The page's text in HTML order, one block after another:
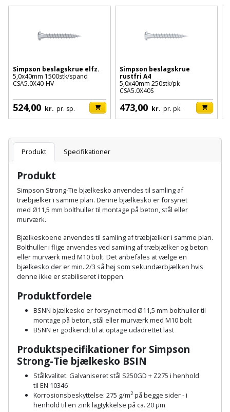
Garageport
Gelænder
Gips
Grundmursplader
Hardieplank
brædder
Hemsestige
Isolering
Komposit
terrassebrædder
Lecablokke
og
fundablokke
Lofter
Lofttrapper
Murbinder
Murpap
skumpistol
Gevindskærer
Glasløfter
Glasskærer
og
hammer
Hammer
Høvl
Kiler
Kniv
og
hobbykniv
Koben
Kridtsnor
Bits
Bor
Bordrundsav
Bore-
og
skruemaskine
Borehammer
Boremaskinetilbehør
Detektor
Diamantskæremaskine
Diamantslibertilbehør
Dykkerpistol
Dyksav
Excentersliber
Excenterslibertilbehør
Motorsav
kædesav
og
kædesav
tilbehør
Pælebor
Plæneklipper
tilbehør
Robotplæneklipper
Robotplæneklipper
Vandpumpe
Vertikalskærer
mosfjerner
Vinduesvasker
Brændeovn
Brandslukker
Brugskunst
Camping
Damprengøring
Dørmåtte
Drivhus
Drivhustilbehør
Elartikler
Flagstænger
Fuglefoderhus
Garderobe
opbevaring
og
Spartelmasse
væg
Rør
fittings
Ventilation
indeklima
Gaveideer
Aktiviteter
Simpson beslagskrue elfz.
5,0x40mm 1500stk/spand
CSA5.0X40-HV
524,00 kr. pr. sp.
Simpson beslagskrue
rustfri A4
5,0x40mm 250stk/pk
CSA5.0X40S
473,00 kr. pr. pk.
Produkt Specifikationer
Produkt
Simpson Strong-Tie bjælkesko anvendes til samling af
træbjælker i samme plan. Denne bjælkesko er forsynet
med Ø11,5 mm bolthuller til montage på beton, stål eller
murværk.
Bjælkeskoene anvendes til samling af træbjælker i samme plan.
Bolthuller i flige anvendes ved samling af træbjælker og beton
eller murværk med M10 bolt. Det anbefales at vælge en
bjælkesko der er min. 2/3 så høj som sekundærbjælken hvis
denne ikke er stabiliseret i toppen.
Produktfordele
BSNN bjælkesko er forsynet med Ø11,5 mm bolthuller til
montage på beton, stål eller murværk med M10 bolt
BSNN er godkendt til at optage udadrettet last
Produktspecifikationer for Simpson
Strong-Tie bjælkesko BSIN
Stålkvalitet: Galvaniseret stål S250GD + Z275 i henhold
til EN 10346
Korrosionsbeskyttelse: 275 g/m2på begge sider - i
henhold til en zink lagtykkelse på ca. 20 μm